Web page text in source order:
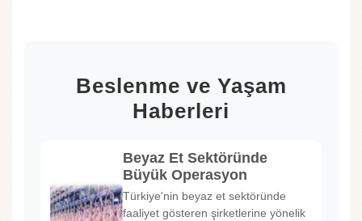
Beslenme ve Yaşam
Haberleri
Beyaz Et Sektöründe
Büyük Operasyon
Türkiye'nin beyaz et sektöründe
faaliyet gösteren şirketlerine yönelik